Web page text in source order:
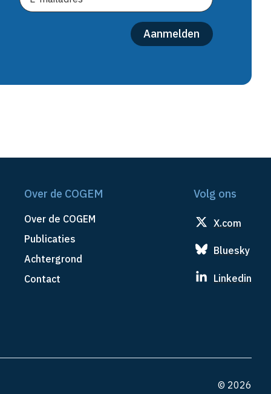
Over de COGEM
Over de COGEM
Publicaties
Achtergrond
Contact
Volg ons
X.com
Bluesky
Linkedin
© 2026